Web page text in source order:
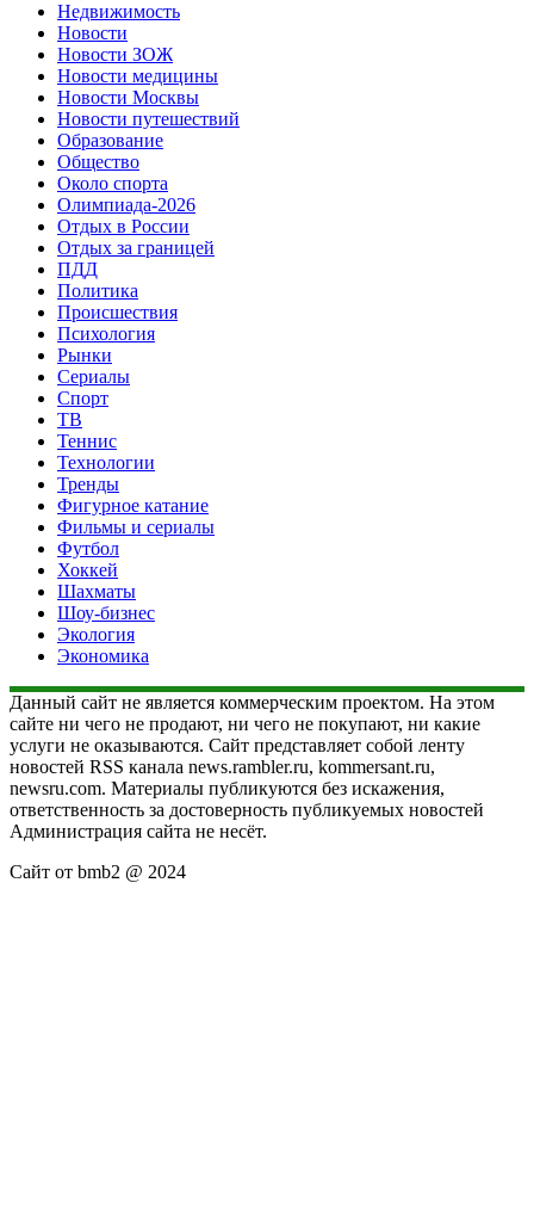
Недвижимость
Новости
Новости ЗОЖ
Новости медицины
Новости Москвы
Новости путешествий
Образование
Общество
Около спорта
Олимпиада-2026
Отдых в России
Отдых за границей
ПДД
Политика
Происшествия
Психология
Рынки
Сериалы
Спорт
ТВ
Теннис
Технологии
Тренды
Фигурное катание
Фильмы и сериалы
Футбол
Хоккей
Шахматы
Шоу-бизнес
Экология
Экономика
Данный сайт не является коммерческим проектом. На этом
сайте ни чего не продают, ни чего не покупают, ни какие
услуги не оказываются. Сайт представляет собой ленту
новостей RSS канала news.rambler.ru, kommersant.ru,
newsru.com. Материалы публикуются без искажения,
ответственность за достоверность публикуемых новостей
Администрация сайта не несёт.
Сайт от bmb2 @ 2024